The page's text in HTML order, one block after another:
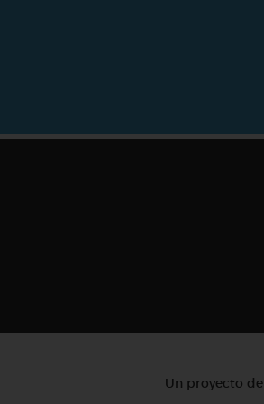
Un proyecto de